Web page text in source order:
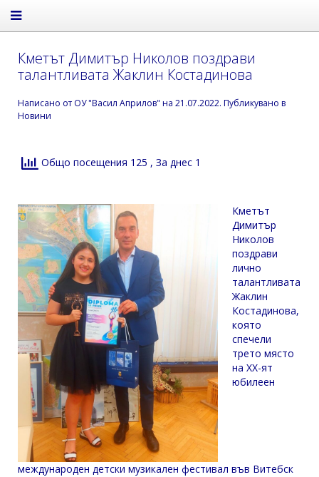
Кметът Димитър Николов поздрави
талантливата Жаклин Костадинова
Написано от ОУ "Васил Априлов" на 21.07.2022. Публикувано в
Новини
Общо посещения 125 , За днес 1
Кметът
Димитър
Николов
поздрави
лично
талантливата
Жаклин
Костадинова,
която
спечели
трето място
на ХХ-ят
юбилеен
международен детски музикален фестивал във Витебск